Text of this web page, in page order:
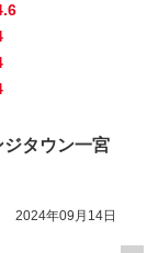
タウン一宮
2024年09月14日